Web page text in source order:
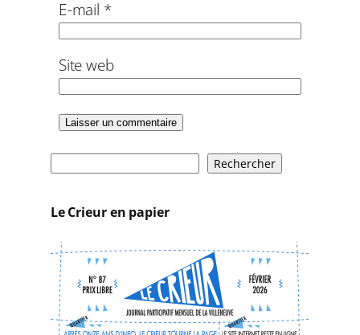
E-mail *
Site web
c
h
e
Rechercher
Le Crieur en papier